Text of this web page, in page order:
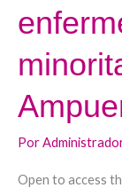
Por
Open to access
infancia
adulto
en
enfermedades
hepáticas